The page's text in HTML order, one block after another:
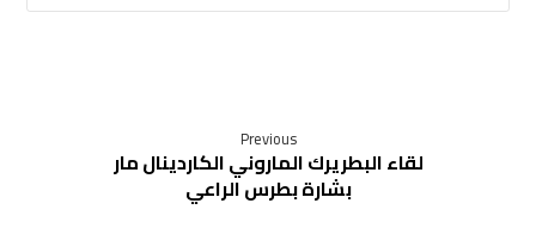
Previous
لقاء البطريرك الماروني الكاردينال مار
بشارة بطرس الراعي